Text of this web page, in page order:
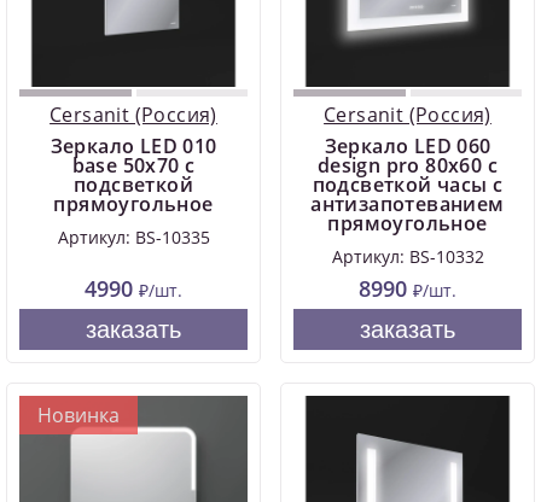
Cersanit (Россия)
Зеркало LED 010
base 50x70 с
подсветкой
прямоугольное
Артикул: BS-10335
4990 ₽/шт.
заказать
Cersanit (Россия)
Зеркало LED 060
design pro 80x60 с
подсветкой часы с
антизапотеванием
прямоугольное
Артикул: BS-10332
8990 ₽/шт.
заказать
Новинка